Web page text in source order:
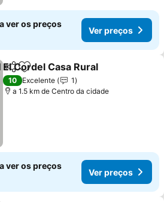
ver os preços
Ver preços
PartilharAdicionar aos favoritos
El Cordel Casa Rural
10 Excelente
1
a 1.5 km de Centro da cidade
ver os preços
Ver preços